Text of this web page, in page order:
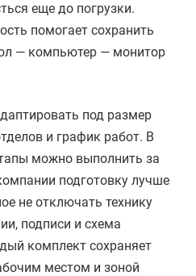
еще до погрузки.
помогает сохранить
— компьютер — монитор
под размер
и график работ. В
можно выполнить за
подготовку лучше
не отключать технику
подписи и схема
комплект сохраняет
местом и зоной